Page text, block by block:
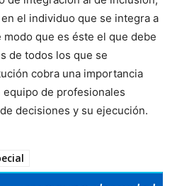
el individuo que se integra a
que es éste el que debe
de todos los que se
cobra una importancia
de profesionales
decisiones y su ejecución.